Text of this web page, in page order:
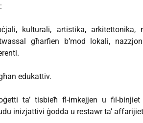
kulturali, artistika, arkitettonika,
għarfien b’mod lokali,
edukattiv.
ta’ tisbieħ fl-imkejjen u fil-binjiet
inizjattivi ġodda u restawr ta’